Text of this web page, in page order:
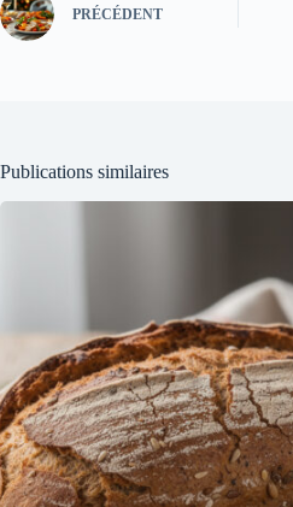
PRÉCÉDENT
Publications similaires